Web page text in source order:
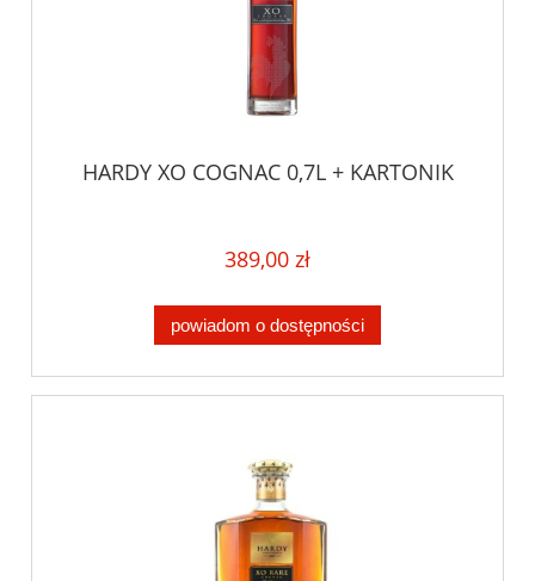
HARDY XO COGNAC 0,7L + KARTONIK
389,00 zł
powiadom o dostępności